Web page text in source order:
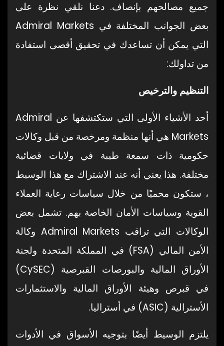
جميع مصالحهم بإنصاف. دعنا نلقي نظرة على
بعض الجوانب المختلفة في Admiral Markets
التي يمكن أن تساعدك في تحقيق أقصى استفادة
من تداولك:
التنظيم والترخيص
أحد الأشياء الأولى التي ستكتشفها عن Admiral
Markets هي أنها منظمة ومرخصة من قبل وكالات
حكومية ذات سمعة طيبة في ولايات قضائية
مختلفة. هذا يعني أنه عند الاشتراك مع هذا الوسيط
، ستكون محميًا من خلال سياسات رعاية العملاء
القوية وسياسات الأمان الخاصة بهم. تشمل بعض
الوكالات التي تراقب Admiral Markets وكالة
الأمن المالي (FSA) في المملكة المتحدة ولجنة
الأوراق المالية والبورصات القبرصية (CySEC)
في قبرص وهيئة الأوراق المالية والاستثمارات
الأسترالية (ASIC) في أستراليا.
يلتزم الوسيط أيضًا بتوجيه الأسواق في الأدوات